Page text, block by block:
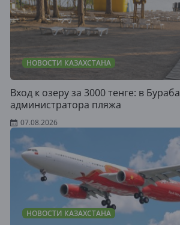
НОВОСТИ КАЗАХСТАНА
Вход к озеру за 3000 тенге: в
администратора пляжа
07.08.2026
НОВОСТИ КАЗАХСТАНА